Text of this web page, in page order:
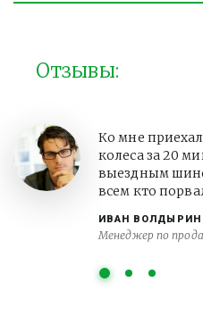
Отзывы:
ИВАН ВОЛДЫРИН
Менеджер по
Ко мне
колеса за 20
выездным
всем кто